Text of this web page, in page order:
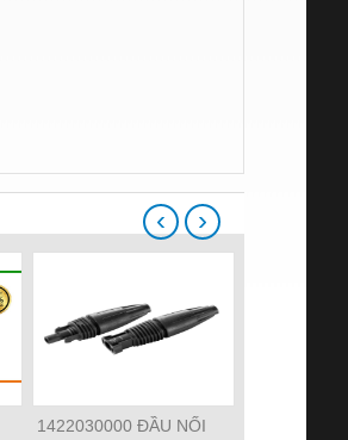
1422030000 ĐẦU NỐI
‹ ›